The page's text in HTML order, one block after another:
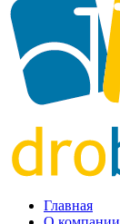
Главная